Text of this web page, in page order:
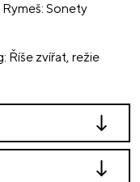
Sonety
Říše zvířat, režie